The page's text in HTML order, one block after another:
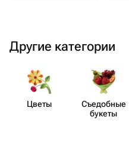
Другие категории
Цветы
Съедобные
букеты